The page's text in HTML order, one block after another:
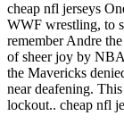
cheap nfl jerseys
WWF wrestling, to
remember Andre
of sheer joy by
the Mavericks
near deafening.
lockout.. cheap nfl